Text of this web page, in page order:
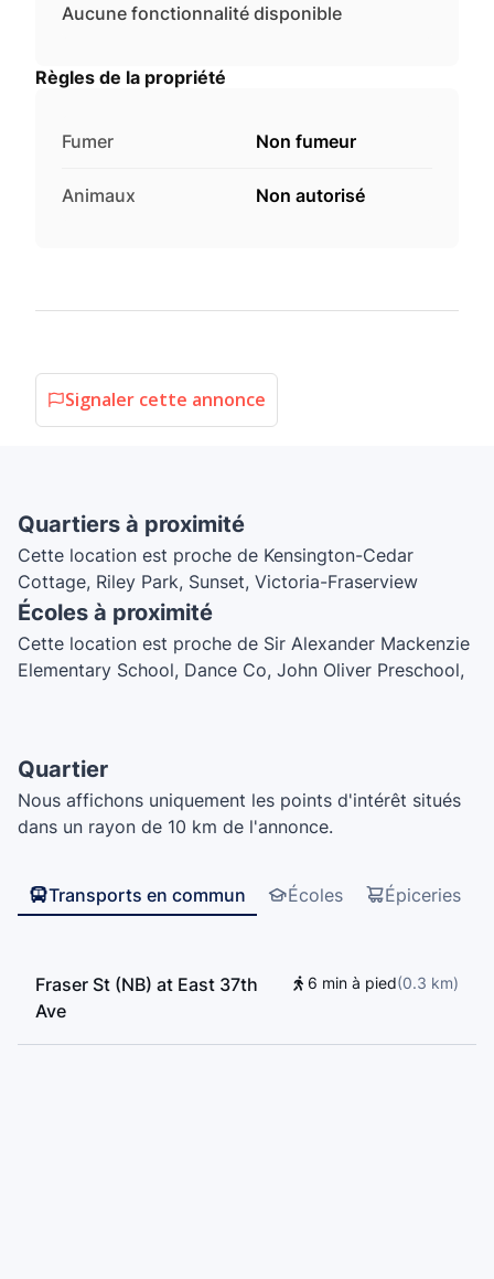
Aucune fonctionnalité disponible
Règles de la propriété
Fumer Non fumeur
Animaux Non autorisé
Signaler cette annonce
Quartiers à proximité
Cette location est proche de Kensington-Cedar
Cottage, Riley Park, Sunset, Victoria-Fraserview
Écoles à proximité
Cette location est proche de Sir Alexander Mackenzie
Elementary School, Dance Co, John Oliver Preschool,
Esdoorn Dutch Language and Culture School -
Vancouver location, Saint Casimir's School, General
Brock Elementary School, Total Education School, St.
Sandford Fleming Elementary School, Marzena's
Montessori Center, Tecumseh Elementary School,
Sir Charles Tupper Secondary School
Quartier
Nous affichons uniquement les points d'intérêt situés
dans un rayon de 10 km de l'annonce.
Transports en commun Écoles Épiceries
Fraser St (NB) at East 37th
Ave
6 min à pied(0.3 km)